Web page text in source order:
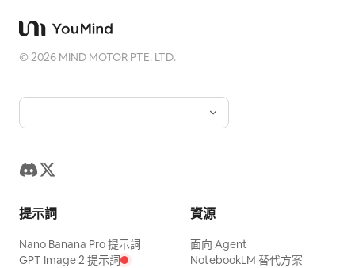
©2026 MIND MOTOR PTE. LTD.
提示詞
Nano Banana Pro 提示詞
GPT Image 2 提示詞
資源
面向 Agent
NotebookLM 替代方案